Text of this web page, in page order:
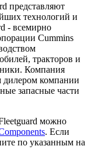
представляют
технологий и
- всемирно
Cummins
тракторов и
Компания
дилером компании
запасные части
можно
. Если
по указанным на